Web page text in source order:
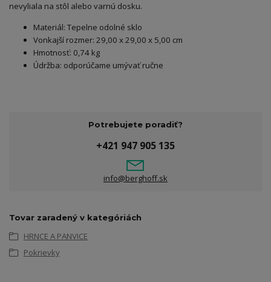
nevyliala na stôl alebo varnú dosku.
Materiál: Tepelne odolné sklo
Vonkajší rozmer: 29,00 x 29,00 x 5,00 cm
Hmotnosť: 0,74 kg
Údržba: odporúčame umývať ručne
Potrebujete poradiť?
+421 947 905 135
info@berghoff.sk
Tovar zaradený v kategóriách
HRNCE A PANVICE
Pokrievky